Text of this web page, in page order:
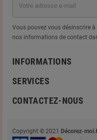
Vous pouvez vous désinscrire
nos informations de contact
INFORMATIONS
SERVICES
CONTACTEZ-NOUS
Copyright © 2021 Décorez-